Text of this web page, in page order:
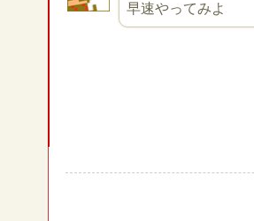
早速やってみよ